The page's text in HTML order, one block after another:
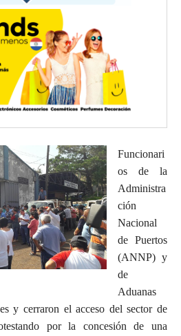
Funcionari
os de la
Administra
ción
Nacional
de Puertos
(ANNP) y
de
Aduanas
y cerraron el acceso del sector de
por la concesión de una